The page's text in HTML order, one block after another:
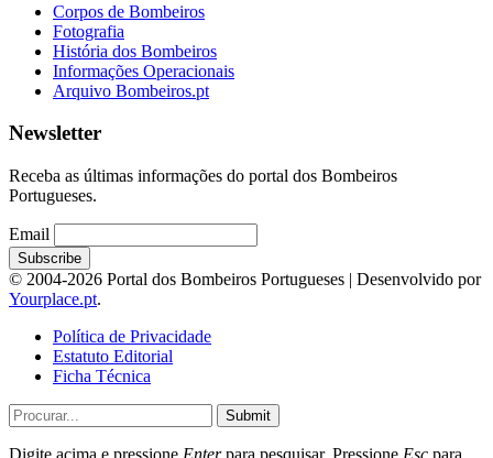
Corpos de Bombeiros
Fotografia
História dos Bombeiros
Informações Operacionais
Arquivo Bombeiros.pt
Newsletter
Receba as últimas informações do portal dos Bombeiros
Portugueses.
Email
© 2004-2026 Portal dos Bombeiros Portugueses | Desenvolvido por
Yourplace.pt.
Política de Privacidade
Estatuto Editorial
Ficha Técnica
Submit
Digite acima e pressione Enterpara pesquisar. Pressione Esc para